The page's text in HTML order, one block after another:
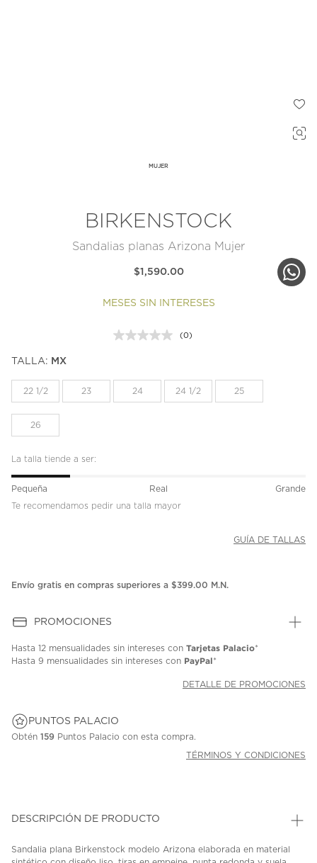
MUJER
BIRKENSTOCK
Sandalias planas Arizona Mujer
$1,590.00
MESES SIN INTERESES
Sin
la
misma
(0)
TALLA: MX
22 1/2 23 24 24 1/2 25
26
La talla tiende a ser:
Pequeña Real
Grande
Te recomendamos pedir una talla mayor
GUÍA DE TALLAS
Envío gratis en compras superiores a $399.00 M.N.
PROMOCIONES
Hasta 12 mensualidades sin intereses con Tarjetas Palacio*
Hasta 9 mensualidades sin intereses con PayPal*
DETALLE DE PROMOCIONES
PUNTOS PALACIO
Obtén 159 Puntos Palacio con esta compra.
TÉRMINOS Y CONDICIONES
DESCRIPCIÓN DE PRODUCTO
Sandalia plana Birkenstock modelo Arizona elaborada en material